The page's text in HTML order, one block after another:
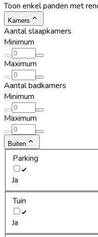
Toon enkel panden met
Kamers
Aantal slaapkamers
Minimum
Maximum
Aantal badkamers
Minimum
Maximum
Buiten
Parking
Ja
Tuin
Ja